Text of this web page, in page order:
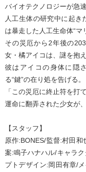
バイオテクノロジーが急
人工生体の研究中に起き
は暴走した人工生命体“マ
その災厄から2年後の
女・橘アイコは、謎を抱
彼はアイコの身体に隠
る“鍵”の在り処を告げる。
「この災厄に終止符を打
運命に翻弄された少女が
【スタッフ】
原作:BONES/監督:村田
案:鳴子ハナハル/キャラ
プトデザイン:岡田有章/